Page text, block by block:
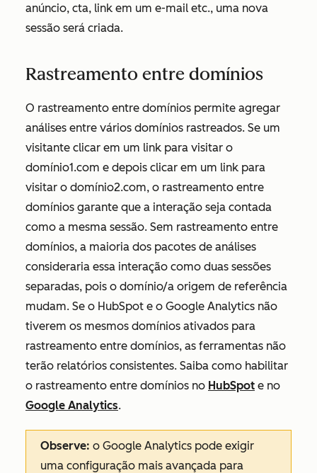
anúncio, cta, link em um e-mail etc., uma nova
sessão será criada.
Rastreamento entre domínios
O rastreamento entre domínios permite agregar
análises entre vários domínios rastreados. Se um
visitante clicar em um link para visitar o
domínio1.com e depois clicar em um link para
visitar o domínio2.com, o rastreamento entre
domínios garante que a interação seja contada
como a mesma sessão. Sem rastreamento entre
domínios, a maioria dos pacotes de análises
consideraria essa interação como duas sessões
separadas, pois o domínio/a origem de referência
mudam. Se o HubSpot e o Google Analytics não
tiverem os mesmos domínios ativados para
rastreamento entre domínios, as ferramentas não
terão relatórios consistentes. Saiba como habilitar
o rastreamento entre domínios no HubSpot e no
Google Analytics.
Observe: o Google Analytics pode exigir
uma configuração mais avançada para